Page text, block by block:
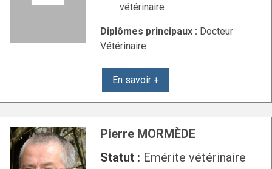
vétérinaire
Diplômes principaux : Docteur
Vétérinaire
En savoir +
Pierre MORMÈDE
Statut : Emérite vétérinaire